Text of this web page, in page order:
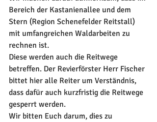
Bereich der Kastanienallee und dem
Stern (Region Schenefelder Reitstall)
mit umfangreichen Waldarbeiten zu
rechnen ist.
Diese werden auch die Reitwege
betreffen. Der Revierförster Herr Fischer
bittet hier alle Reiter um Verständnis,
dass dafür auch kurzfristig die Reitwege
gesperrt werden.
Wir bitten Euch darum, dies zu